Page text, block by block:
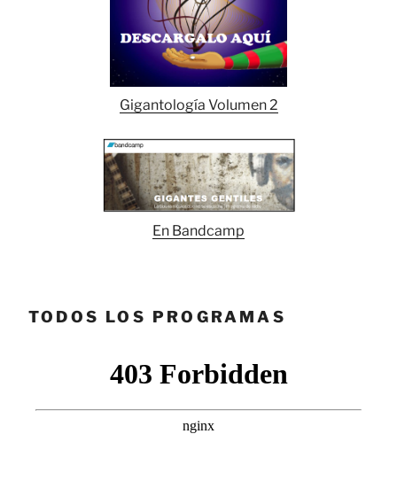
Gigantología Volumen 2
En Bandcamp
TODOS LOS PROGRAMAS